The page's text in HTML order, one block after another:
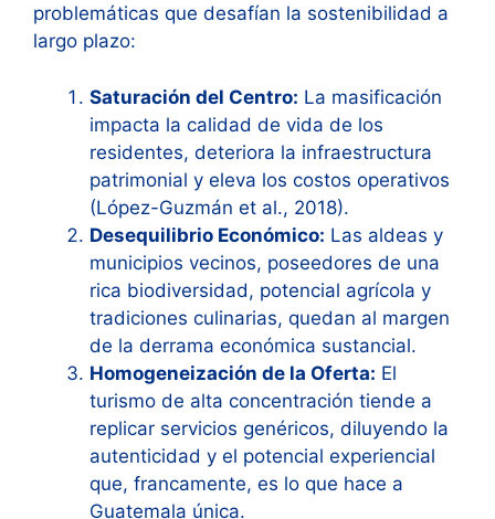
problemáticas que desafían la sostenibilidad a
largo plazo:
Saturación del Centro: La masificación
impacta la calidad de vida de los
residentes, deteriora la infraestructura
patrimonial y eleva los costos operativos
(López-Guzmán et al., 2018).
Desequilibrio Económico: Las aldeas y
municipios vecinos, poseedores de una
rica biodiversidad, potencial agrícola y
tradiciones culinarias, quedan al margen
de la derrama económica sustancial.
Homogeneización de la Oferta: El
turismo de alta concentración tiende a
replicar servicios genéricos, diluyendo la
autenticidad y el potencial experiencial
que, francamente, es lo que hace a
Guatemala única.